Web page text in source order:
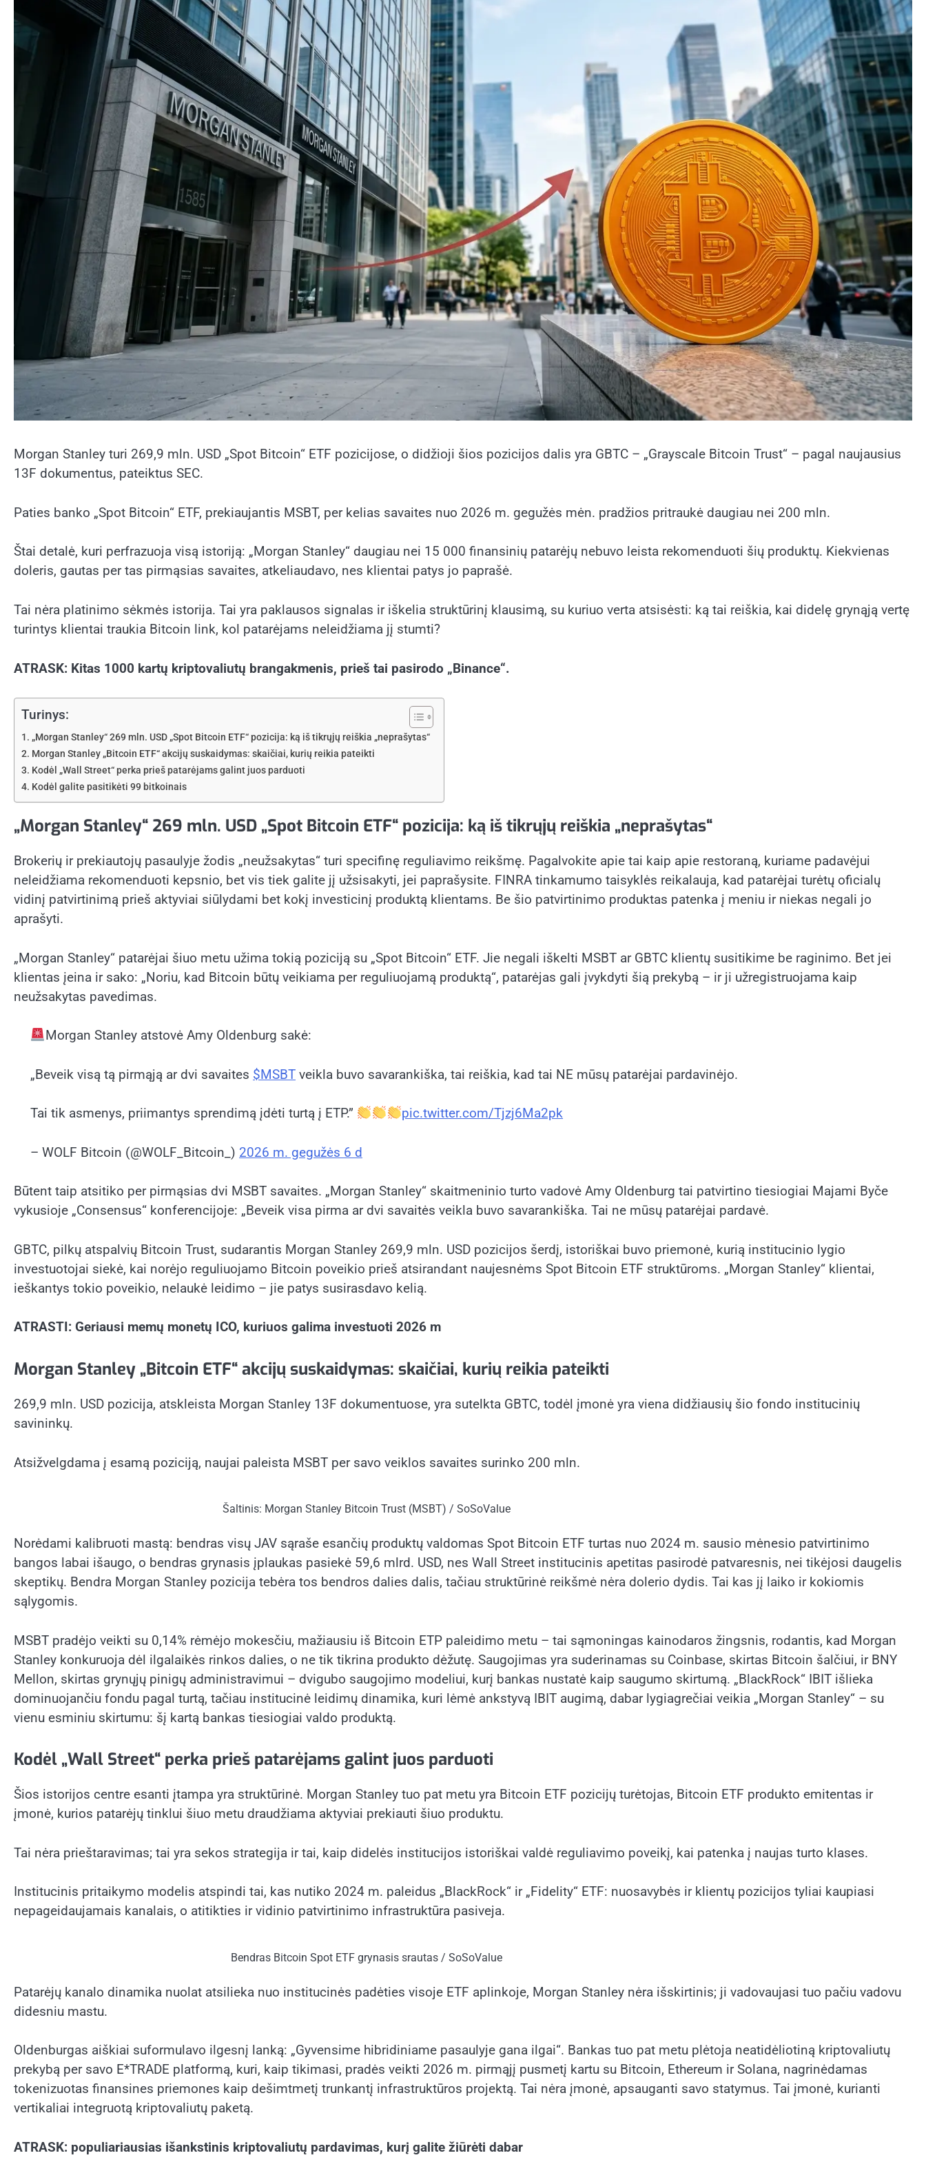
Morgan Stanley turi 269,9 mln. USD „Spot Bitcoin“ ETF pozicijose, o didžioji šios pozicijos dalis yra GBTC – „Grayscale Bitcoin Trust“ – pagal naujausius
13F dokumentus, pateiktus SEC.
Paties banko „Spot Bitcoin“ ETF, prekiaujantis MSBT, per kelias savaites nuo 2026 m. gegužės mėn. pradžios pritraukė daugiau nei 200 mln.
Štai detalė, kuri perfrazuoja visą istoriją: „Morgan Stanley“ daugiau nei 15 000 finansinių patarėjų nebuvo leista rekomenduoti šių produktų. Kiekvienas
doleris, gautas per tas pirmąsias savaites, atkeliaudavo, nes klientai patys jo paprašė.
Tai nėra platinimo sėkmės istorija. Tai yra paklausos signalas ir iškelia struktūrinį klausimą, su kuriuo verta atsisėsti: ką tai reiškia, kai didelę grynąją vertę
turintys klientai traukia Bitcoin link, kol patarėjams neleidžiama jį stumti?
ATRASK: Kitas 1000 kartų kriptovaliutų brangakmenis, prieš tai pasirodo „Binance“.
Turinys:
„Morgan Stanley“ 269 mln. USD „Spot Bitcoin ETF“ pozicija: ką iš tikrųjų reiškia „neprašytas“
Morgan Stanley „Bitcoin ETF“ akcijų suskaidymas: skaičiai, kurių reikia pateikti
Kodėl „Wall Street“ perka prieš patarėjams galint juos parduoti
Kodėl galite pasitikėti 99 bitkoinais
„Morgan Stanley“ 269 mln. USD „Spot Bitcoin ETF“ pozicija: ką iš tikrųjų reiškia „neprašytas“
Brokerių ir prekiautojų pasaulyje žodis „neužsakytas“ turi specifinę reguliavimo reikšmę. Pagalvokite apie tai kaip apie restoraną, kuriame padavėjui
neleidžiama rekomenduoti kepsnio, bet vis tiek galite jį užsisakyti, jei paprašysite. FINRA tinkamumo taisyklės reikalauja, kad patarėjai turėtų oficialų
vidinį patvirtinimą prieš aktyviai siūlydami bet kokį investicinį produktą klientams. Be šio patvirtinimo produktas patenka į meniu ir niekas negali jo
aprašyti.
„Morgan Stanley“ patarėjai šiuo metu užima tokią poziciją su „Spot Bitcoin“ ETF. Jie negali iškelti MSBT ar GBTC klientų susitikime be raginimo. Bet jei
klientas įeina ir sako: „Noriu, kad Bitcoin būtų veikiama per reguliuojamą produktą“, patarėjas gali įvykdyti šią prekybą – ir ji užregistruojama kaip
neužsakytas pavedimas.
Morgan Stanley atstovė Amy Oldenburg sakė:
„Beveik visą tą pirmąją ar dvi savaites $MSBT veikla buvo savarankiška, tai reiškia, kad tai NE mūsų patarėjai pardavinėjo.
Tai tik asmenys, priimantys sprendimą įdėti turtą į ETP.” pic.twitter.com/Tjzj6Ma2pk
– WOLF Bitcoin (@WOLF_Bitcoin_) 2026 m. gegužės 6 d
Būtent taip atsitiko per pirmąsias dvi MSBT savaites. „Morgan Stanley“ skaitmeninio turto vadovė Amy Oldenburg tai patvirtino tiesiogiai Majami Byče
vykusioje „Consensus“ konferencijoje: „Beveik visa pirma ar dvi savaitės veikla buvo savarankiška. Tai ne mūsų patarėjai pardavė.
GBTC, pilkų atspalvių Bitcoin Trust, sudarantis Morgan Stanley 269,9 mln. USD pozicijos šerdį, istoriškai buvo priemonė, kurią institucinio lygio
investuotojai siekė, kai norėjo reguliuojamo Bitcoin poveikio prieš atsirandant naujesnėms Spot Bitcoin ETF struktūroms. „Morgan Stanley“ klientai,
ieškantys tokio poveikio, nelaukė leidimo – jie patys susirasdavo kelią.
ATRASTI: Geriausi memų monetų ICO, kuriuos galima investuoti 2026 m
Morgan Stanley „Bitcoin ETF“ akcijų suskaidymas: skaičiai, kurių reikia pateikti
269,9 mln. USD pozicija, atskleista Morgan Stanley 13F dokumentuose, yra sutelkta GBTC, todėl įmonė yra viena didžiausių šio fondo institucinių
savininkų.
Atsižvelgdama į esamą poziciją, naujai paleista MSBT per savo veiklos savaites surinko 200 mln.
Šaltinis: Morgan Stanley Bitcoin Trust (MSBT) / SoSoValue
Norėdami kalibruoti mastą: bendras visų JAV sąraše esančių produktų valdomas Spot Bitcoin ETF turtas nuo 2024 m. sausio mėnesio patvirtinimo
bangos labai išaugo, o bendras grynasis įplaukas pasiekė 59,6 mlrd. USD, nes Wall Street institucinis apetitas pasirodė patvaresnis, nei tikėjosi daugelis
skeptikų. Bendra Morgan Stanley pozicija tebėra tos bendros dalies dalis, tačiau struktūrinė reikšmė nėra dolerio dydis. Tai kas jį laiko ir kokiomis
sąlygomis.
MSBT pradėjo veikti su 0,14% rėmėjo mokesčiu, mažiausiu iš Bitcoin ETP paleidimo metu – tai sąmoningas kainodaros žingsnis, rodantis, kad Morgan
Stanley konkuruoja dėl ilgalaikės rinkos dalies, o ne tik tikrina produkto dėžutę. Saugojimas yra suderinamas su Coinbase, skirtas Bitcoin šalčiui, ir BNY
Mellon, skirtas grynųjų pinigų administravimui – dvigubo saugojimo modeliui, kurį bankas nustatė kaip saugumo skirtumą. „BlackRock“ IBIT išlieka
dominuojančiu fondu pagal turtą, tačiau institucinė leidimų dinamika, kuri lėmė ankstyvą IBIT augimą, dabar lygiagrečiai veikia „Morgan Stanley“ – su
vienu esminiu skirtumu: šį kartą bankas tiesiogiai valdo produktą.
Kodėl „Wall Street“ perka prieš patarėjams galint juos parduoti
Šios istorijos centre esanti įtampa yra struktūrinė. Morgan Stanley tuo pat metu yra Bitcoin ETF pozicijų turėtojas, Bitcoin ETF produkto emitentas ir
įmonė, kurios patarėjų tinklui šiuo metu draudžiama aktyviai prekiauti šiuo produktu.
Tai nėra prieštaravimas; tai yra sekos strategija ir tai, kaip didelės institucijos istoriškai valdė reguliavimo poveikį, kai patenka į naujas turto klases.
Institucinis pritaikymo modelis atspindi tai, kas nutiko 2024 m. paleidus „BlackRock“ ir „Fidelity“ ETF: nuosavybės ir klientų pozicijos tyliai kaupiasi
nepageidaujamais kanalais, o atitikties ir vidinio patvirtinimo infrastruktūra pasiveja.
Bendras Bitcoin Spot ETF grynasis srautas / SoSoValue
Patarėjų kanalo dinamika nuolat atsilieka nuo institucinės padėties visoje ETF aplinkoje, Morgan Stanley nėra išskirtinis; ji vadovaujasi tuo pačiu vadovu
didesniu mastu.
Oldenburgas aiškiai suformulavo ilgesnį lanką: „Gyvensime hibridiniame pasaulyje gana ilgai“. Bankas tuo pat metu plėtoja neatidėliotiną kriptovaliutų
prekybą per savo E*TRADE platformą, kuri, kaip tikimasi, pradės veikti 2026 m. pirmąjį pusmetį kartu su Bitcoin, Ethereum ir Solana, nagrinėdamas
tokenizuotas finansines priemones kaip dešimtmetį trunkantį infrastruktūros projektą. Tai nėra įmonė, apsauganti savo statymus. Tai įmonė, kurianti
vertikaliai integruotą kriptovaliutų paketą.
ATRASK: populiariausias išankstinis kriptovaliutų pardavimas, kurį galite žiūrėti dabar